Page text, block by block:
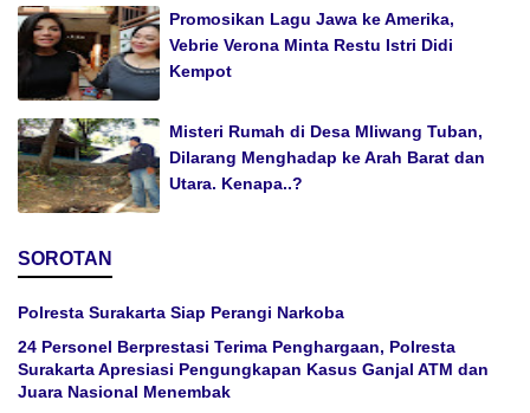
Promosikan Lagu Jawa ke Amerika,
Vebrie Verona Minta Restu Istri Didi
Kempot
Misteri Rumah di Desa Mliwang Tuban,
Dilarang Menghadap ke Arah Barat dan
Utara. Kenapa..?
SOROTAN
Polresta Surakarta Siap Perangi Narkoba
24 Personel Berprestasi Terima Penghargaan, Polresta
Surakarta Apresiasi Pengungkapan Kasus Ganjal ATM dan
Juara Nasional Menembak